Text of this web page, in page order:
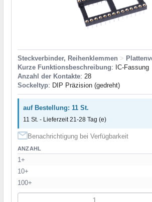
Steckverbinder, Reihenklemmen >
Kurze Funktionsbeschreibung: IC-Fassung
Anzahl der Kontakte: 28
Sockeltyp: DIP Präzision (gedreht)
auf Bestellung: 11 St.
11 St. - Lieferzeit 21-28 Tag (e)
Benachrichtigung bei Verfügbarkeit
ANZAHL
1+
10+
100+